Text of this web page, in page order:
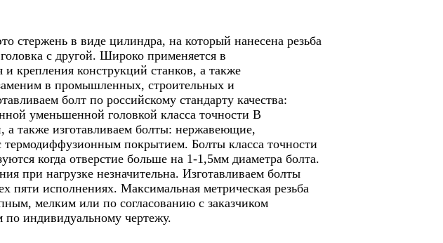
стержень в виде цилиндра, на который нанесена резьба
с другой. Широко применяется в
крепления конструкций станков, а также
в промышленных, строительных и
болт по российскому стандарту качества:
уменьшенной головкой класса точности В
также изготавливаем болты: нержавеющие,
покрытием. Болты класса точности
когда отверстие больше на 1-1,5мм диаметра болта.
при нагрузке незначительна. Изготавливаем болты
пяти исполнениях. Максимальная метрическая резьба
мелким или по согласованию с заказчиком
по индивидуальному чертежу.